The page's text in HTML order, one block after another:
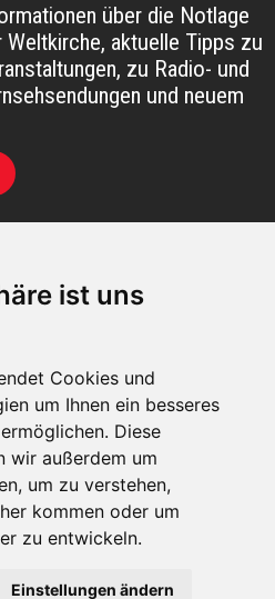
ist uns
Cookies und
um Ihnen ein besseres
Diese
wir außerdem um
um zu verstehen,
kommen oder um
zu entwickeln.
Einstellungen ändern
über die Notlage
Weltkirche, aktuelle Tipps zu
zu Radio- und
und neuem